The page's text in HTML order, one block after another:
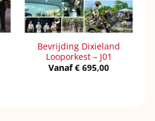
Bevrijding Dixieland
Looporkest – J01
Vanaf€ 695,00